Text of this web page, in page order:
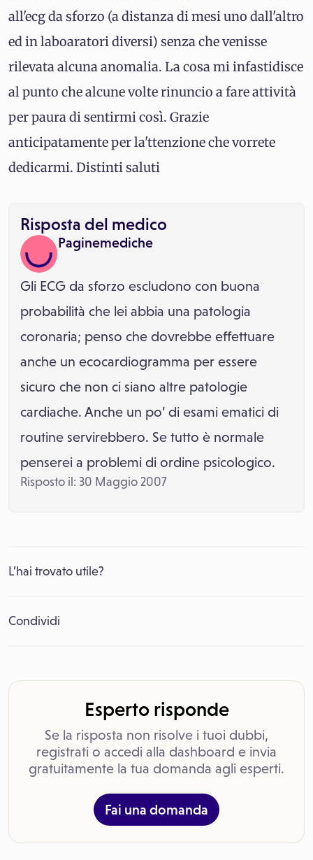
all'ecg da sforzo (a distanza di mesi uno dall'altro
ed in laboaratori diversi) senza che venisse
rilevata alcuna anomalia. La cosa mi infastidisce
al punto che alcune volte rinuncio a fare attività
per paura di sentirmi così. Grazie
anticipatamente per la'ttenzione che vorrete
dedicarmi. Distinti saluti
Risposta del medico
Paginemediche
Gli ECG da sforzo escludono con buona
probabilità che lei abbia una patologia
coronaria; penso che dovrebbe effettuare
anche un ecocardiogramma per essere
sicuro che non ci siano altre patologie
cardiache. Anche un po’ di esami ematici di
routine servirebbero. Se tutto è normale
penserei a problemi di ordine psicologico.
Risposto il: 30 Maggio 2007
L’hai trovato utile?
Condividi
Esperto risponde
Se la risposta non risolve i tuoi dubbi,
registrati o accedi alla dashboard e invia
gratuitamente la tua domanda agli esperti.
Fai una domanda